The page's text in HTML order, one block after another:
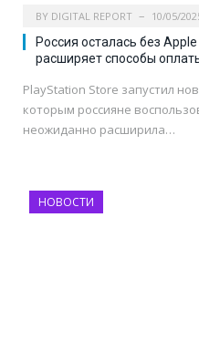
BY DIGITAL REPORT 10/05/
Россия осталась без
расширяет способы
PlayStation Store запустил
которым россияне
неожиданно расширила…
НОВОСТИ